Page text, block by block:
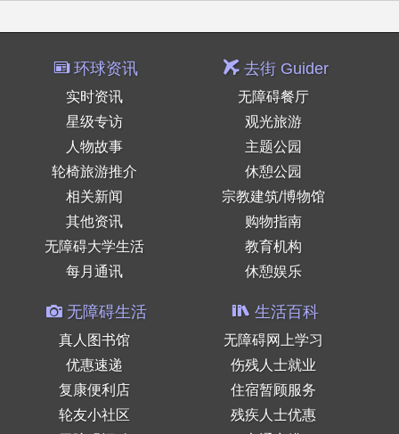
环球资讯
实时资讯
星级专访
人物故事
轮椅旅游推介
相关新闻
其他资讯
无障碍大学生活
每月通讯
去街 Guider
无障碍餐厅
观光旅游
主题公园
休憩公园
宗教建筑/博物馆
购物指南
教育机构
休憩娱乐
无障碍生活
真人图书馆
优惠速递
复康便利店
轮友小社区
生活百科
无障碍网上学习
伤残人士就业
住宿暂顾服务
残疾人士优惠